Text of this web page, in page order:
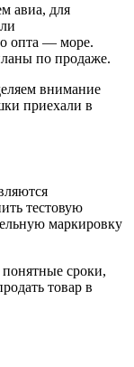
авиа, для
опта — море.
по продаже.
внимание
приехали в
тестовую
маркировку
сроки,
товар в